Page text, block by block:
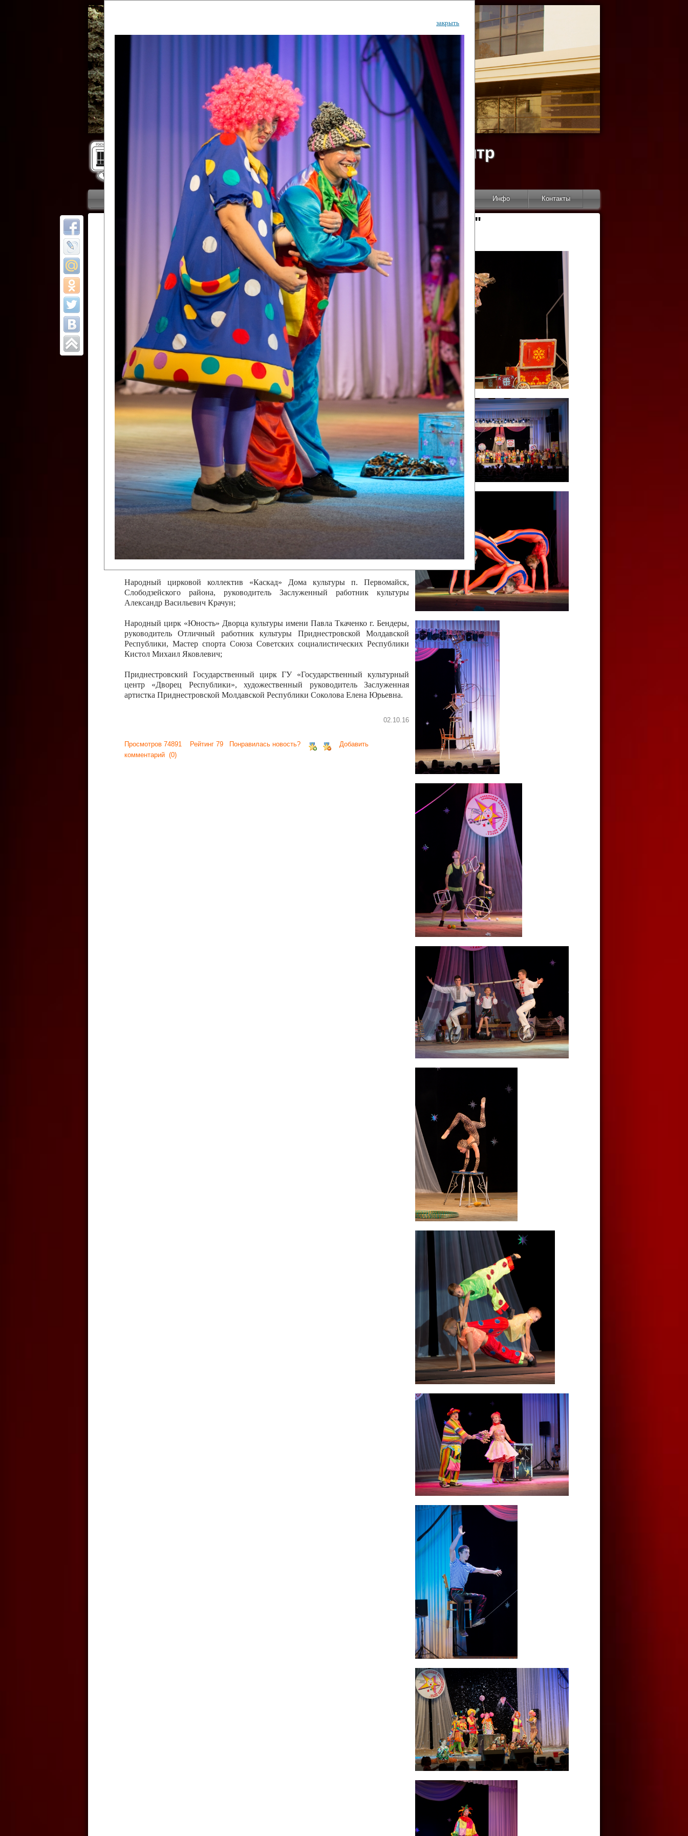
Государственный культурный центр
Дворец Республики
Приветствие Коллективы Новости Афиша Арт-прожектор Инфо Контакты
ОТЧЕТЫ ГКЦ "ДВОРЕЦ РЕСПУБЛИКИ"
закрыть
Финал Республиканского фестиваля
цирковых коллективов "Созвездие
Приднестровского цирка"
Участники фестиваля:
Образцовый эстрадно-цирковой коллектив «Ровесник» Дом культуры с.
Протягайловка, г. Бендеры , руководитель Рогожинер Светлана Георгиевна
Народный цирковой клоунский коллектив «Шари-вари» МУ «Культурно-
досуговый центр «Шелковик» г.Бендеры, руководители Отличные работники
культуры Приднестровской Молдавской Республики Алёна Александровна и
Олег Степанович Райлян;
Народный цирковой коллектив «Энтузиасты» Дома культуры с. Делакеу,
Григориопольского района, руководитель Отличный работник культуры
Приднестровской Молдавской Республики Пётр Петрович Дижмару;
Народный цирковой коллектив «Сперанца» Дома культуры посёлка Красное,
Слободзейского района, руководитель Отличный работник культуры
Приднестровской Молдавской Республики Анжела Владимировна
Казавчинская;
Образцовый эстрадно-цирковой коллектив «Алегро» Дома детско –юношеского
творчества с. Чобручи, Слободзейского района, руководитель Хачатурян Юрий
Владимирович;
Образцовый цирковой коллектив «Радуга» Городской дворец культуры г.
Тирасполь, руководитель Отличный работник культуры Приднестровской
Молдавской Республики Николай Юрьевич Елистратов;
Народный цирковой коллектив «Каскад» Дома культуры п. Первомайск,
Слободзейского района, руководитель Заслуженный работник культуры
Александр Васильевич Крачун;
Народный цирк «Юность» Дворца культуры имени Павла Ткаченко г. Бендеры,
руководитель Отличный работник культуры Приднестровской Молдавской
Республики, Мастер спорта Союза Советских социалистических Республики
Кистол Михаил Яковлевич;
Приднестровский Государственный цирк ГУ «Государственный культурный
центр «Дворец Республики», художественный руководитель Заслуженная
артистка Приднестровской Молдавской Республики Соколова Елена Юрьевна.
02.10.16
Просмотров 74891 Рейтинг 79 Понравилась новость?
Добавить
комментарий (0)